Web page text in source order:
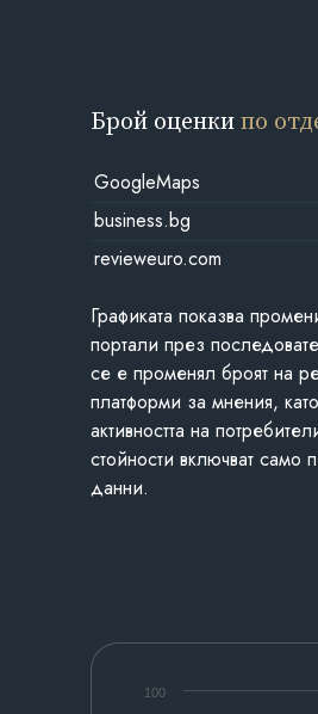
Брой оценкипо
GoogleMaps
business.bg
revieweuro.com
Графиката показва
портали през
се е променял броят на
платформи за мнения,
активността на
стойности включват
данни.
100